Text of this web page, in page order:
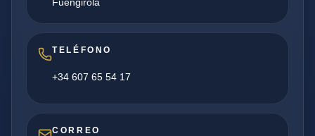
TELÉFONO
+34 607 65 54 17
CORREO